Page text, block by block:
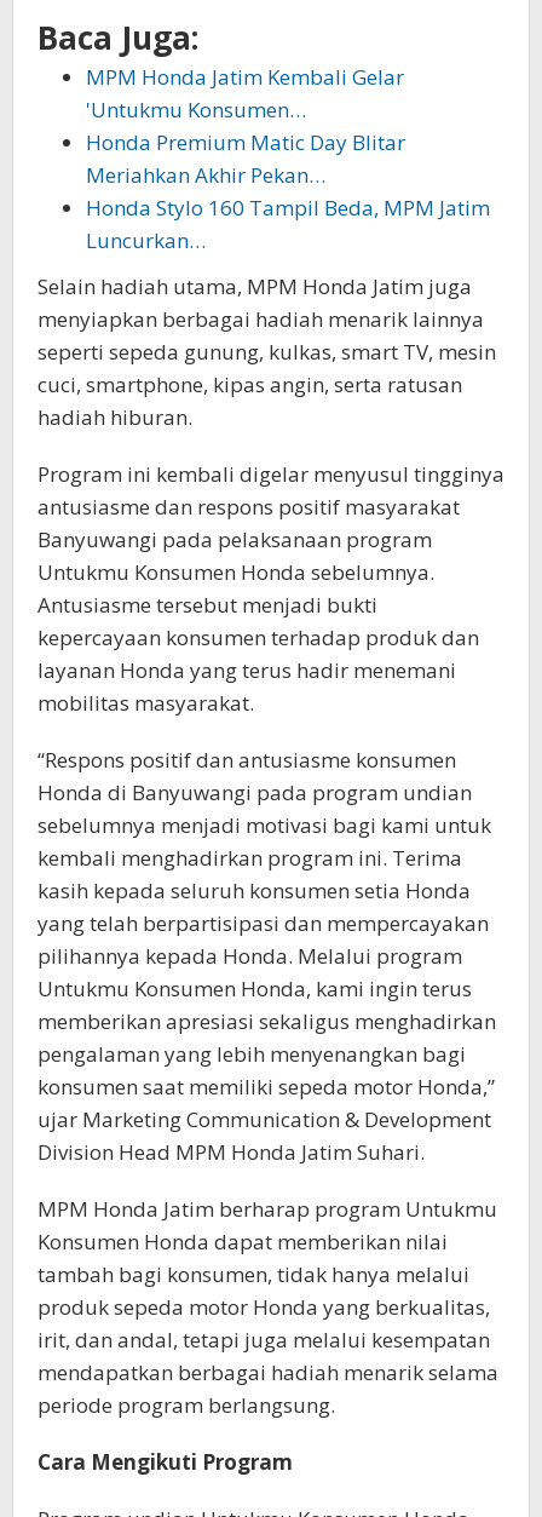
Baca Juga:
MPM Honda Jatim Kembali Gelar
'Untukmu Konsumen…
Honda Premium Matic Day Blitar
Meriahkan Akhir Pekan…
Honda Stylo 160 Tampil Beda, MPM Jatim
Luncurkan…
Selain hadiah utama, MPM Honda Jatim juga
menyiapkan berbagai hadiah menarik lainnya
seperti sepeda gunung, kulkas, smart TV, mesin
cuci, smartphone, kipas angin, serta ratusan
hadiah hiburan.
Program ini kembali digelar menyusul tingginya
antusiasme dan respons positif masyarakat
Banyuwangi pada pelaksanaan program
Untukmu Konsumen Honda sebelumnya.
Antusiasme tersebut menjadi bukti
kepercayaan konsumen terhadap produk dan
layanan Honda yang terus hadir menemani
mobilitas masyarakat.
“Respons positif dan antusiasme konsumen
Honda di Banyuwangi pada program undian
sebelumnya menjadi motivasi bagi kami untuk
kembali menghadirkan program ini. Terima
kasih kepada seluruh konsumen setia Honda
yang telah berpartisipasi dan mempercayakan
pilihannya kepada Honda. Melalui program
Untukmu Konsumen Honda, kami ingin terus
memberikan apresiasi sekaligus menghadirkan
pengalaman yang lebih menyenangkan bagi
konsumen saat memiliki sepeda motor Honda,”
ujar Marketing Communication & Development
Division Head MPM Honda Jatim Suhari.
MPM Honda Jatim berharap program Untukmu
Konsumen Honda dapat memberikan nilai
tambah bagi konsumen, tidak hanya melalui
produk sepeda motor Honda yang berkualitas,
irit, dan andal, tetapi juga melalui kesempatan
mendapatkan berbagai hadiah menarik selama
periode program berlangsung.
Cara Mengikuti Program